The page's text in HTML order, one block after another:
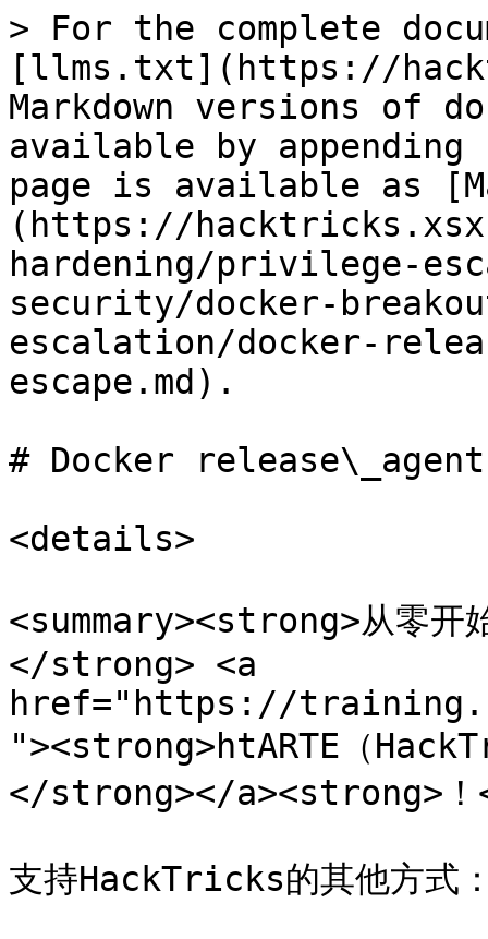
> For the complete
[llms.txt](https://
Markdown versions of
available by
page is available as
(https://
hardening/privilege-
security/docker-
escalation/docker-
escape.md).
# Docker
<details>
<summary><strong>从零开
</strong> <a
href="https://
"><strong>htARTE（
</strong></a><strong>！
支持HackTricks的其他方式